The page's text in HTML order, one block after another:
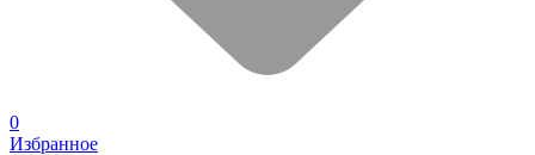
0
Избранное